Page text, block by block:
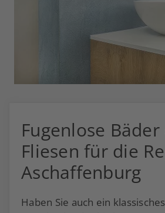
Fugenlose
Fliesen für die
Aschaffenburg
Haben Sie auch ein